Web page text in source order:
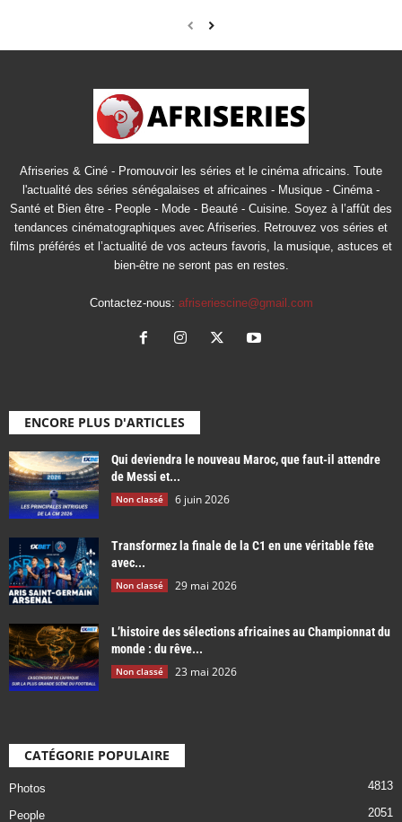
Afriseries & Ciné - Promouvoir les séries et le cinéma africains. Toute
l'actualité des séries sénégalaises et africaines - Musique - Cinéma -
Santé et Bien être - People - Mode - Beauté - Cuisine. Soyez à l’affût des
tendances cinématographiques avec Afriseries. Retrouvez vos séries et
films préférés et l’actualité de vos acteurs favoris, la musique, astuces et
bien-être ne seront pas en restes.
Contactez-nous: afriseriescine@gmail.com
ENCORE PLUS D'ARTICLES
Qui deviendra le nouveau Maroc, que faut-il attendre
de Messi et...
Non classé 6 juin 2026
Transformez la finale de la C1 en une véritable fête
avec...
Non classé 29 mai 2026
L’histoire des sélections africaines au Championnat du
monde : du rêve...
Non classé 23 mai 2026
CATÉGORIE POPULAIRE
Photos 4813
People 2051